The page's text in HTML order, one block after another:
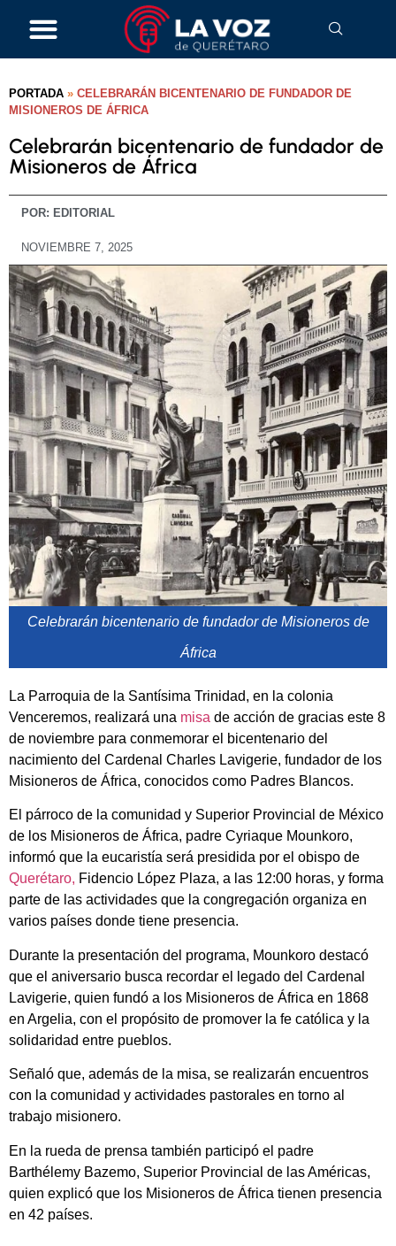
PORTADA » CELEBRARÁN BICENTENARIO DE FUNDADOR DE
MISIONEROS DE ÁFRICA
Celebrarán bicentenario de fundador de
Misioneros de África
POR: EDITORIAL
NOVIEMBRE 7, 2025
Celebrarán bicentenario de fundador de Misioneros de
África
La Parroquia de la Santísima Trinidad, en la colonia
Venceremos, realizará una misa de acción de gracias este 8
de noviembre para conmemorar el bicentenario del
nacimiento del Cardenal Charles Lavigerie, fundador de los
Misioneros de África, conocidos como Padres Blancos.
El párroco de la comunidad y Superior Provincial de México
de los Misioneros de África, padre Cyriaque Mounkoro,
informó que la eucaristía será presidida por el obispo de
Querétaro, Fidencio López Plaza, a las 12:00 horas, y forma
parte de las actividades que la congregación organiza en
varios países donde tiene presencia.
Durante la presentación del programa, Mounkoro destacó
que el aniversario busca recordar el legado del Cardenal
Lavigerie, quien fundó a los Misioneros de África en 1868
en Argelia, con el propósito de promover la fe católica y la
solidaridad entre pueblos.
Señaló que, además de la misa, se realizarán encuentros
con la comunidad y actividades pastorales en torno al
trabajo misionero.
En la rueda de prensa también participó el padre
Barthélemy Bazemo, Superior Provincial de las Américas,
quien explicó que los Misioneros de África tienen presencia
en 42 países.